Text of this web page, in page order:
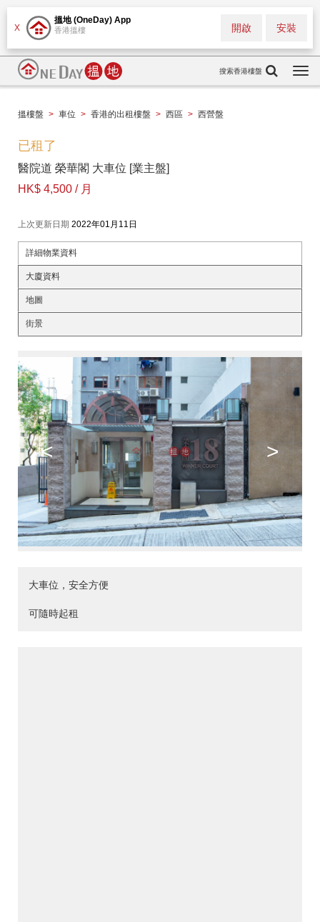
X
搵地 (OneDay) App
香港搵樓 安裝
開啟
搜索香港樓盤
搵樓盤 > 車位 > 香港的出租樓盤 > 西區 > 西營盤
已租了
醫院道 榮華閣 大車位 [業主盤]
HK$ 4,500 / 月
上次更新日期 2022年01月11日
詳細物業資料
大廈資料
地圖
街景
< >
大車位，安全方便
可隨時起租